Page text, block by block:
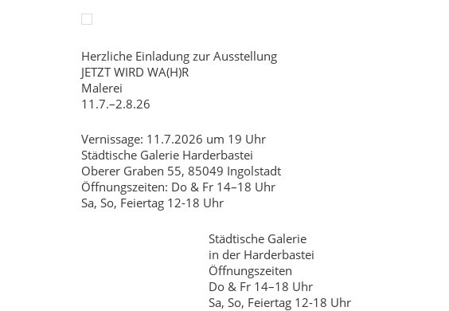
Herzliche Einladung zur Ausstellung
JETZT WIRD WA(H)R
Malerei
11.7.–2.8.26
Vernissage: 11.7.2026 um 19 Uhr
Städtische Galerie Harderbastei
Oberer Graben 55, 85049 Ingolstadt
Öffnungszeiten: Do & Fr 14–18 Uhr
Sa, So, Feiertag 12-18 Uhr
Städtische Galerie
in der Harderbastei
Öffnungszeiten
Do & Fr 14–18 Uhr
Sa, So, Feiertag 12-18 Uhr